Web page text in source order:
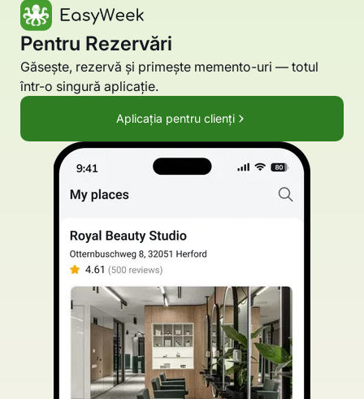
Pentru Rezervări
Găsește, rezervă și primește memento-uri — totul
într-o singură aplicație.
Aplicația pentru clienți